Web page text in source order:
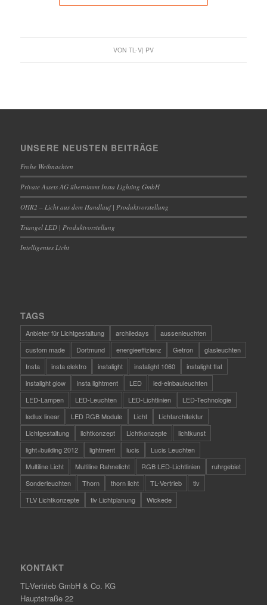
VON TL-V| PV
UNSERE NEUSTEN BEITRÄGE
Frohe Weihnachten
Private Assets AG übernimmt Insta Lighting GmbH
OHR2 – Licht aus dem Handlauf | Produktvorstellung
Triangel LED | Produktvorstellung
Intelligentes Licht
TAGS
Anbieter für Lichtgestaltung archiledays
aussenleuchten
custom made
Dortmund energieeffizienz Getron
glasleuchten
Insta
insta elektro instalight instalight 1060
instalight flat
instalight glow
insta lightment LED
led-einbauleuchten
LED-Lampen
LED-Leuchten LED-Lichtlinien
LED-Technologie
ledlux linear
LED RGB Module Licht
Lichtarchitektur
Lichtgestaltung
lichtkonzept Lichtkonzepte
lichtkunst
light+building 2012
lightment lucis
Lucis Leuchten
Multiline Licht
Multiline Rahnelicht RGB LED-Lichtlinien
ruhrgebiet
Sonderleuchten
Thorn thorn licht TL-Vertrieb
tlv
TLV Lichtkonzepte
tlv Lichtplanung Wickede
KONTAKT
TL-Vertrieb GmbH & Co. KG
Hauptstraße 22